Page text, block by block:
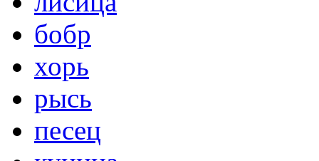
бобр
хорь
рысь
песец